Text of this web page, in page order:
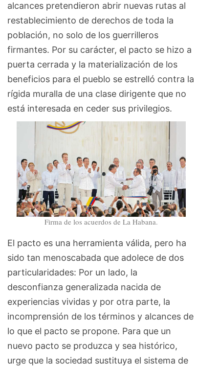
alcances pretendieron abrir nuevas rutas al
restablecimiento de derechos de toda la
población, no solo de los guerrilleros
firmantes. Por su carácter, el pacto se hizo a
puerta cerrada y la materialización de los
beneficios para el pueblo se estrelló contra la
rígida muralla de una clase dirigente que no
está interesada en ceder sus privilegios.
Firma de los acuerdos de La Habana.
El pacto es una herramienta válida, pero ha
sido tan menoscabada que adolece de dos
particularidades: Por un lado, la
desconfianza generalizada nacida de
experiencias vividas y por otra parte, la
incomprensión de los términos y alcances de
lo que el pacto se propone. Para que un
nuevo pacto se produzca y sea histórico,
urge que la sociedad sustituya el sistema de